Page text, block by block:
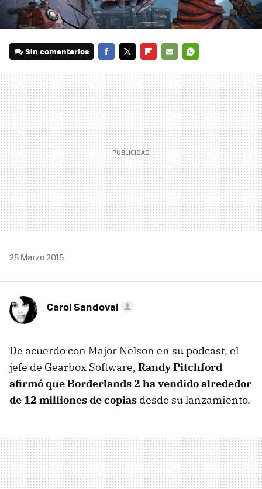
Sin comentarios
MAIL
25 Marzo 2015
Carol Sandoval
De acuerdo con Major Nelson en su podcast, el
jefe de Gearbox Software, Randy Pitchford
afirmó que Borderlands 2 ha vendido alrededor
de 12 milliones de copias desde su lanzamiento.